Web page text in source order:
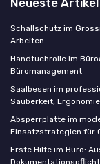
Neueste Artikel
Schallschutz im
Arbeiten
Handtuchrolle im
Büromanagement
Saalbesen im
Sauberkeit,
Absperrplatte im
Einsatzstrategien für
Erste Hilfe im Büro: